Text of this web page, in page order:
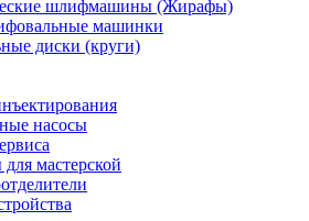
шлифмашины (Жирафы)
машинки
диски (круги)
насосы
мастерской